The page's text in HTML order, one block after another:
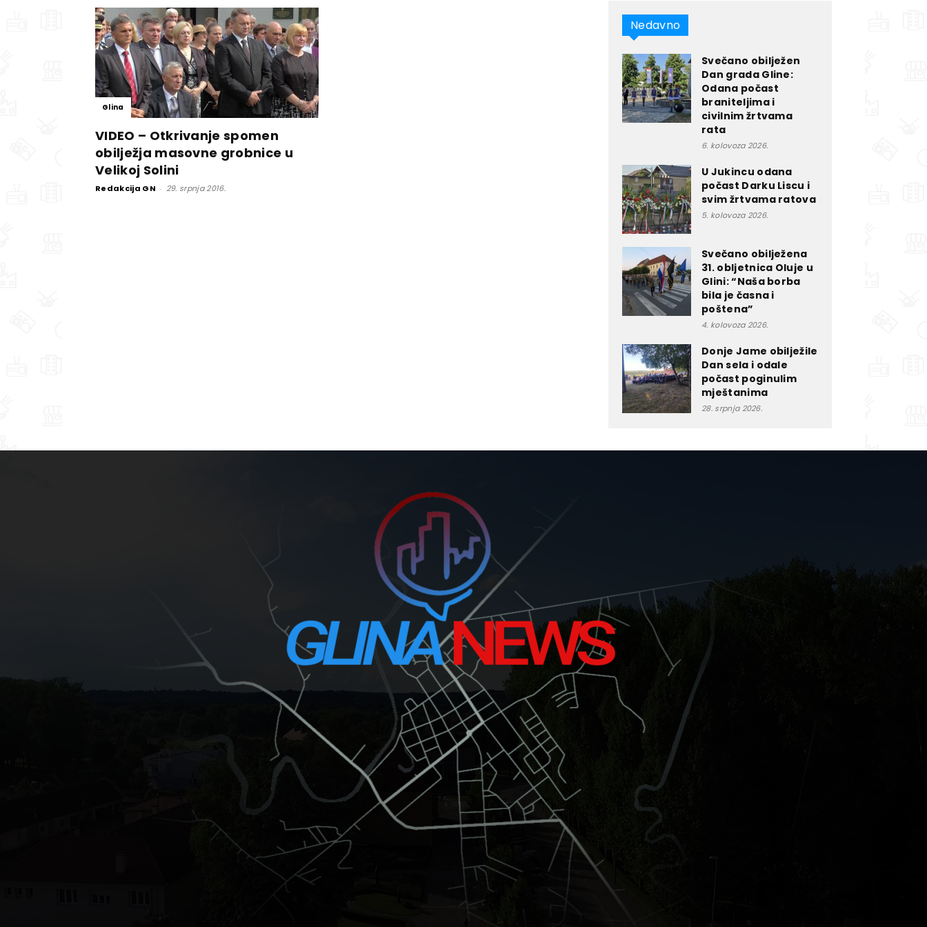
Glina
VIDEO – Otkrivanje spomen
obilježja masovne grobnice u
Velikoj Solini
Redakcija GN - 29. srpnja 2016.
Nedavno
Svečano obilježen
Dan grada Gline:
Odana počast
braniteljima i
civilnim žrtvama
rata
6. kolovoza 2026.
U Jukincu odana
počast Darku Liscu i
svim žrtvama ratova
5. kolovoza 2026.
Svečano obilježena
31. obljetnica Oluje u
Glini: “Naša borba
bila je časna i
poštena”
4. kolovoza 2026.
Donje Jame obilježile
Dan sela i odale
počast poginulim
mještanima
28. srpnja 2026.